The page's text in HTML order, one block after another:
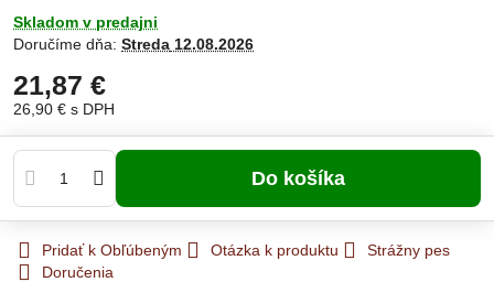
Skladom v predajni
Doručíme dňa: Streda 12.08.2026
21,87 €
26,90 € s DPH
Do košíka
Pridať k Obľúbeným Otázka k produktu
Strážny pes
Doručenia